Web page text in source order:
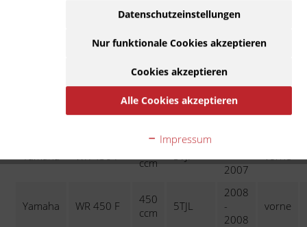
ccm
2011
450
2005
2005
450
ccm
5TJC
-
2006
Yamaha WR 450 F
ccm
5TJF
-
2007
vorne
Yamaha WR 450 F
450
ccm
5TJL
2008
-
2008
vorne
Datenschutzeinstellungen
Nur funktionale Cookies akzeptieren
Cookies akzeptieren
Alle Cookies akzeptieren
Impressum